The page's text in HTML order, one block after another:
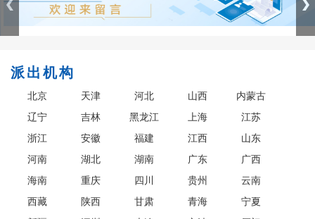
派出机构
北京 天津 河北 山西
内蒙古
辽宁
吉林 黑龙江 上海
江苏
浙江
安徽 福建 江西
山东
河南
湖北 湖南 广东
广西
海南
重庆 四川 贵州
云南
西藏
陕西 甘肃 青海
宁夏